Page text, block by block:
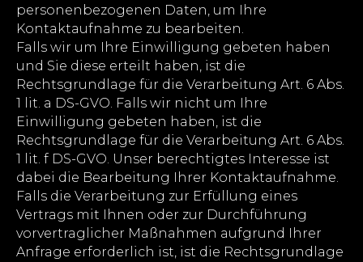
personenbezogenen Daten, um Ihre
Kontaktaufnahme zu bearbeiten.
Falls wir um Ihre Einwilligung gebeten haben
und Sie diese erteilt haben, ist die
Rechtsgrundlage für die Verarbeitung Art. 6 Abs.
1 lit. a DS-GVO. Falls wir nicht um Ihre
Einwilligung gebeten haben, ist die
Rechtsgrundlage für die Verarbeitung Art. 6 Abs.
1 lit. f DS-GVO. Unser berechtigtes Interesse ist
dabei die Bearbeitung Ihrer Kontaktaufnahme.
Falls die Verarbeitung zur Erfüllung eines
Vertrags mit Ihnen oder zur Durchführung
vorvertraglicher Maßnahmen aufgrund Ihrer
Anfrage erforderlich ist, ist die Rechtsgrundlage